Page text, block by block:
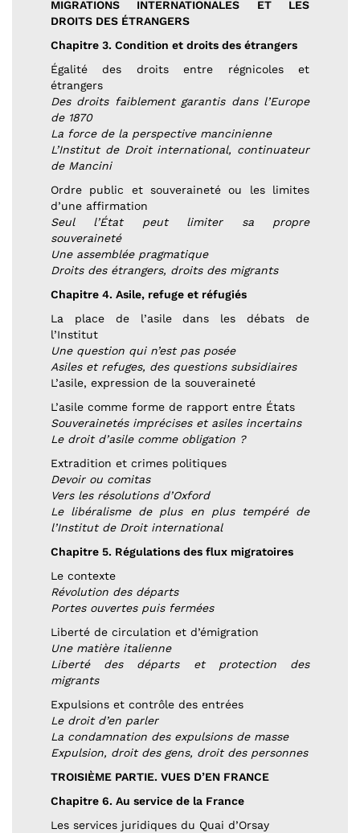
MIGRATIONS INTERNATIONALES ET LES
DROITS DES ÉTRANGERS
Chapitre 3. Condition et droits des étrangers
Égalité des droits entre régnicoles et
étrangers
Des droits faiblement garantis dans l’Europe
de 1870
La force de la perspective mancinienne
L’Institut de Droit international, continuateur
de Mancini
Ordre public et souveraineté ou les limites
d’une affirmation
Seul l’État peut limiter sa propre
souveraineté
Une assemblée pragmatique
Droits des étrangers, droits des migrants
Chapitre 4. Asile, refuge et réfugiés
La place de l’asile dans les débats de
l’Institut
Une question qui n’est pas posée
Asiles et refuges, des questions subsidiaires
L’asile, expression de la souveraineté
L’asile comme forme de rapport entre États
Souverainetés imprécises et asiles incertains
Le droit d’asile comme obligation ?
Extradition et crimes politiques
Devoir ou comitas
Vers les résolutions d’Oxford
Le libéralisme de plus en plus tempéré de
l’Institut de Droit international
Chapitre 5. Régulations des flux migratoires
Le contexte
Révolution des départs
Portes ouvertes puis fermées
Liberté de circulation et d’émigration
Une matière italienne
Liberté des départs et protection des
migrants
Expulsions et contrôle des entrées
Le droit d’en parler
La condamnation des expulsions de masse
Expulsion, droit des gens, droit des personnes
TROISIÈME PARTIE. VUES D’EN FRANCE
Chapitre 6. Au service de la France
Les services juridiques du Quai d’Orsay